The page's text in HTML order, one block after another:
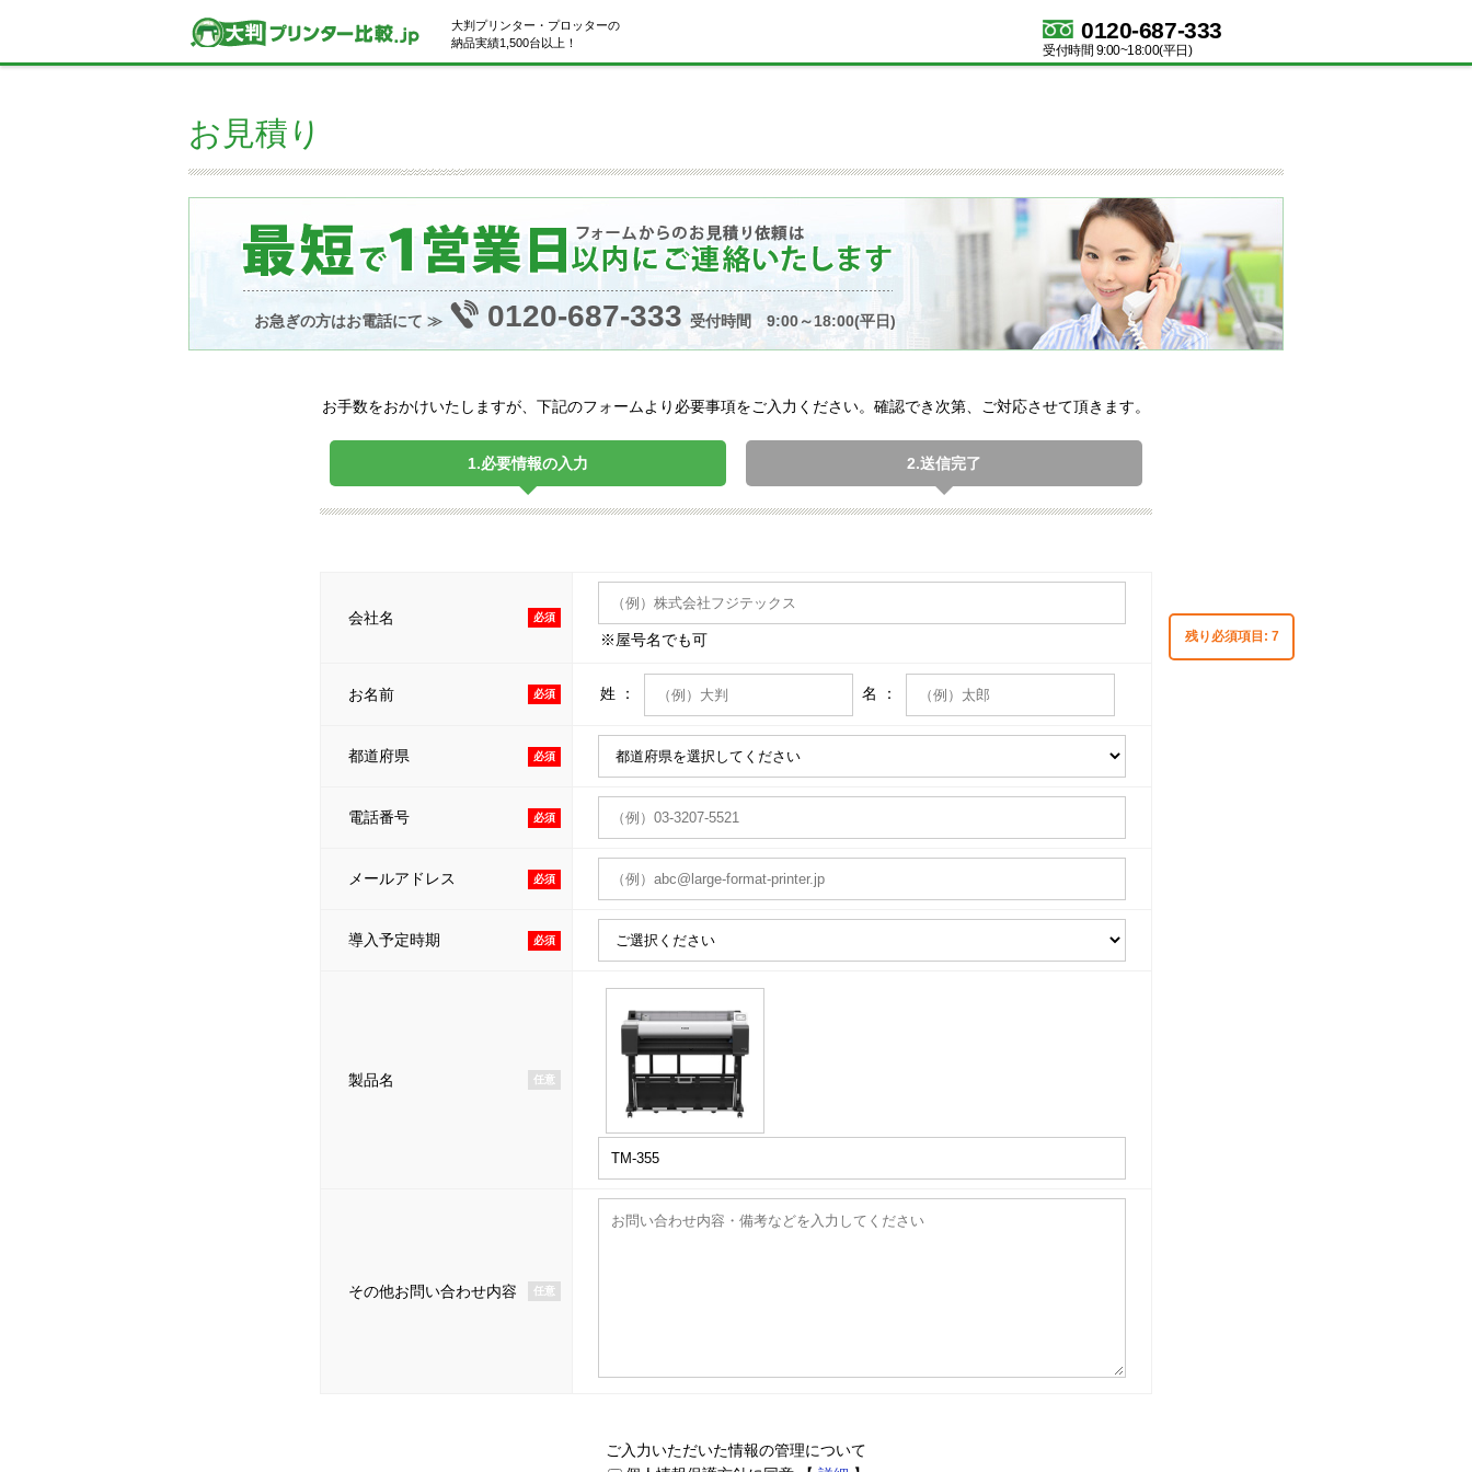
大判プリンター・プロッターの
納品実績1,500台以上！
0120-687-333
受付時間 9:00~18:00(平日)
お見積り
お急ぎの方はお電話にて ≫ 0120-687-333 受付時間 9:00～18:00(平日)
お手数をおかけいたしますが、下記のフォームより必要事項をご入力ください。確認でき次第、ご対応させて頂きます。
1.必要情報の入力 2.送信完了
残り必須項目: 7
会社名 必須
※屋号名でも可
お名前 必須 姓 ： 名 ：
都道府県 必須
電話番号 必須
メールアドレス 必須
導入予定時期 必須
製品名 任意
その他お問い合わせ内容 任意
ご入力いただいた情報の管理について